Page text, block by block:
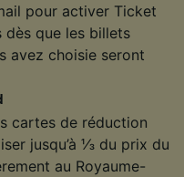
pour activer Ticket
dès que les billets
avez choisie seront
cartes de réduction
jusqu’à ⅓ du prix du
au Royaume-